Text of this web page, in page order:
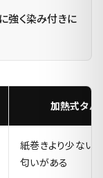
強く染み付きに
加熱式タバ
紙巻きより少ない
匂いがある